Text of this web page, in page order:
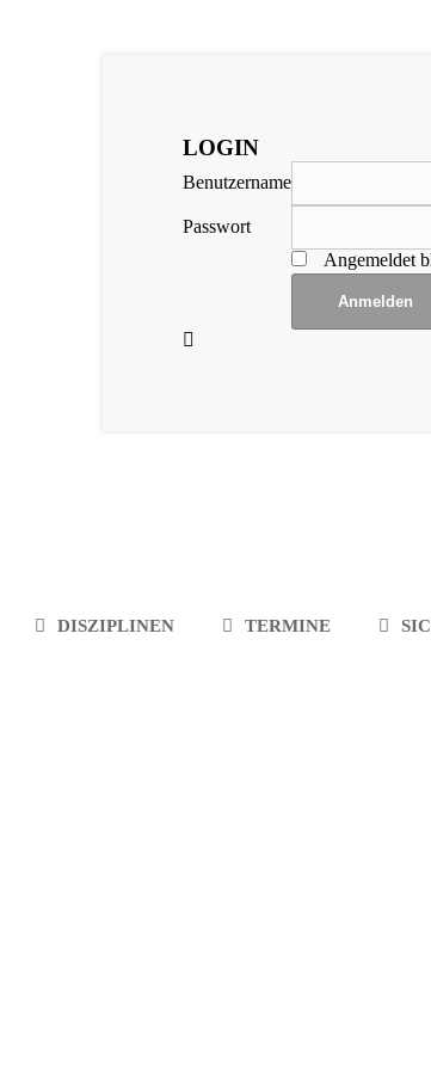
LOGIN
Benutzername
Passwort
Angemeldet
DISZIPLINEN TERMINE